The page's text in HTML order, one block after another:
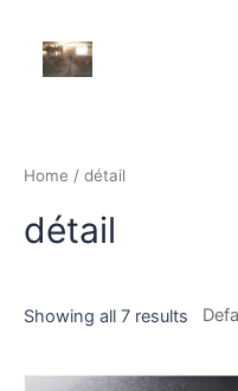
contenu
Home / détail
détail
Showing all 7 results